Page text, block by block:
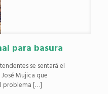
para basura
se sentará el
Mujica que
problema […]